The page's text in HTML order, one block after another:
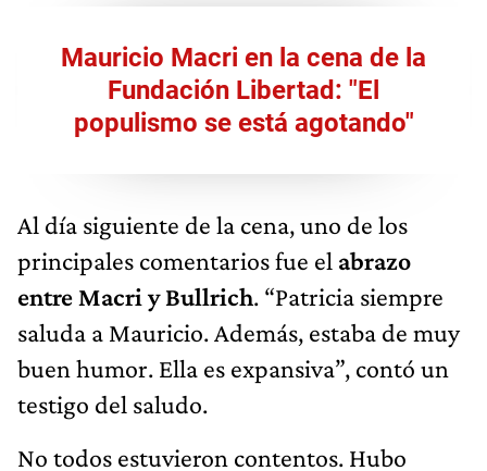
Mauricio Macri en la cena de la
Fundación Libertad: "El
populismo se está agotando"
Al día siguiente de la cena, uno de los
principales comentarios fue el abrazo
entre Macri y Bullrich. “Patricia siempre
saluda a Mauricio. Además, estaba de muy
buen humor. Ella es expansiva”, contó un
testigo del saludo.
No todos estuvieron contentos. Hubo